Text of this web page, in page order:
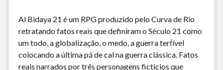
Al Bidaya 21 é um RPG produzido pelo Curva de Rio
retratando fatos reais que definiram o Século 21 como
um todo, a globalização, o medo, a guerra terŕível
colocando a última pá de cal na guerra clássica. Fatos
reais narrados por três personagens ficticios que